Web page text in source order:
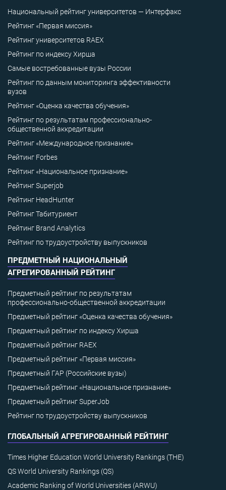
Национальный рейтинг университетов — Интерфакс
Рейтинг «Первая миссия»
Рейтинг университетов RAEX
Рейтинг по индексу Хирша
Самые востребованные вузы России
Рейтинг по данным мониторинга эффективности
вузов
Рейтинг «Оценка качества обучения»
Рейтинг по результатам профессионально-
общественной аккредитации
Рейтинг «Международное признание»
Рейтинг Forbes
Рейтинг «Национальное признание»
Рейтинг Superjob
Рейтинг HeadHunter
Рейтинг Табитуриент
Рейтинг Brand Analytics
Рейтинг по трудоустройству выпускников
ПРЕДМЕТНЫЙ НАЦИОНАЛЬНЫЙ
АГРЕГИРОВАННЫЙ РЕЙТИНГ
Предметный рейтинг по результатам
профессионально-общественной аккредитации
Предметный рейтинг «Оценка качества обучения»
Предметный рейтинг по индексу Хирша
Предметный рейтинг RAEX
Предметный рейтинг «Первая миссия»
Предметный ГАР (Российские вузы)
Предметный рейтинг «Национальное признание»
Предметный рейтинг SuperJob
Рейтинг по трудоустройству выпускников
ГЛОБАЛЬНЫЙ АГРЕГИРОВАННЫЙ РЕЙТИНГ
Times Higher Education World University Rankings (THE)
QS World University Rankings (QS)
Academic Ranking of World Universities (ARWU)